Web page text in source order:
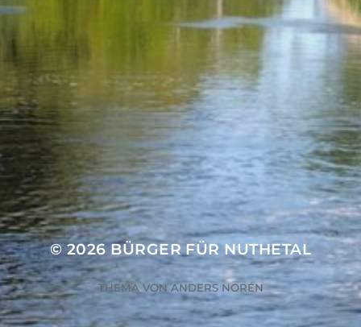
Mai 2024
April 2024
März 2024
Februar 2024
© 2026BÜRGER FÜR NUTHETAL
THEMA VONANDERS NORÉN